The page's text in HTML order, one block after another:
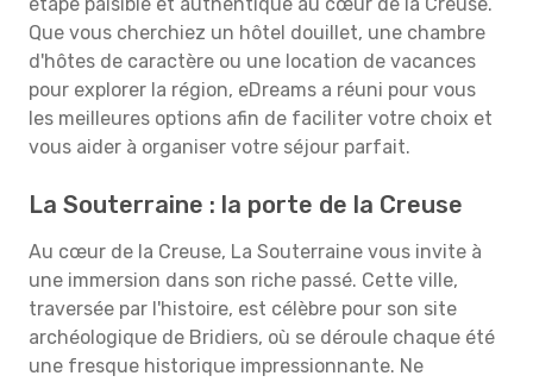
Que vous cherchiez un hôtel douillet, une chambre
d'hôtes de caractère ou une location de vacances
pour explorer la région, eDreams a réuni pour vous
les meilleures options afin de faciliter votre choix et
vous aider à organiser votre séjour parfait.
La Souterraine : la porte de la Creuse
Au cœur de la Creuse, La Souterraine vous invite à
une immersion dans son riche passé. Cette ville,
traversée par l'histoire, est célèbre pour son site
archéologique de Bridiers, où se déroule chaque été
une fresque historique impressionnante. Ne